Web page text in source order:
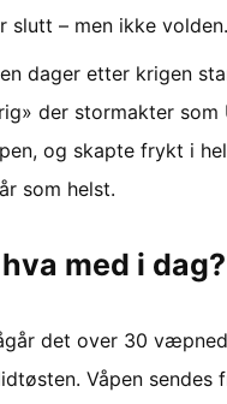
slutt – men ikke volden.
dager etter krigen
der stormakter
og skapte frykt i
som helst.
med i dag?
det over 30
Våpen